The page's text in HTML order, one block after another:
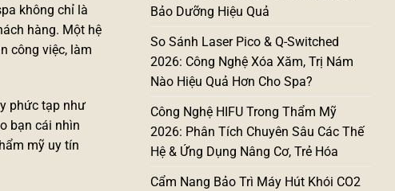
không chỉ là
hàng. Một hệ
công việc, làm
phức tạp như
bạn cái nhìn
mỹ uy tín
Bảo Dưỡng Hiệu Quả
So Sánh Laser Pico & Q-Switched
2026: Công Nghệ Xóa Xăm, Trị Nám
Nào Hiệu Quả Hơn Cho Spa?
Công Nghệ HIFU Trong Thẩm Mỹ
2026: Phân Tích Chuyên Sâu Các Thế
Hệ & Ứng Dụng Nâng Cơ, Trẻ Hóa
Cẩm Nang Bảo Trì Máy Hút Khói CO2